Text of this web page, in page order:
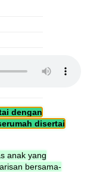
dengan
disertai
anak yang
bersama-